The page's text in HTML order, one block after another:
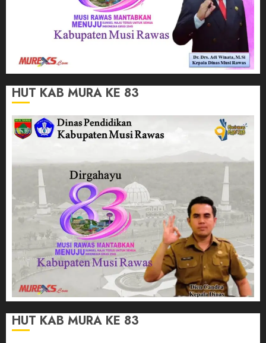
HUT KAB MURA KE 83
HUT KAB MURA KE 83